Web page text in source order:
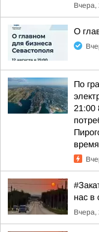
Вчера,
О
По
21:00
нас в
Вчера,